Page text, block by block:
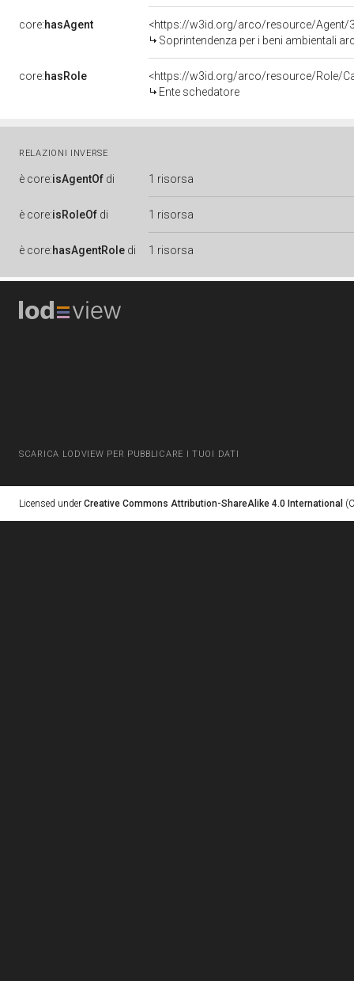
core:hasAgent
<https://w3id.org/arco/resource/Agent/
Soprintendenza per i beni ambientali
core:hasRole
<https://w3id.org/arco/resource/Role/
Ente schedatore
RELAZIONI INVERSE
è core:isAgentOf di 1 risorsa
è core:isRoleOf di 1 risorsa
è core:hasAgentRole di 1 risorsa
SCARICA LODVIEW PER PUBBLICARE I TUOI DATI
Licensed under Creative Commons Attribution-ShareAlike 4.0 International